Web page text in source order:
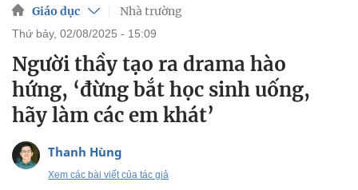
Giáo dục Nhà trường
thứ bảy, 02/08/2025 - 15:09
Người thầy tạo ra drama hào
hứng, ‘đừng bắt học sinh uống,
hãy làm các em khát’
Thanh Hùng
Xem các bài viết của tác giả